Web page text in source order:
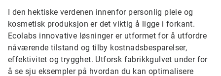
I den hektiske verdenen innenfor personlig pleie og
kosmetisk produksjon er det viktig å ligge i forkant.
Ecolabs innovative løsninger er utformet for å utfordre
nåværende tilstand og tilby kostnadsbesparelser,
effektivitet og trygghet. Utforsk fabrikkgulvet under for
å se sju eksempler på hvordan du kan optimalisere